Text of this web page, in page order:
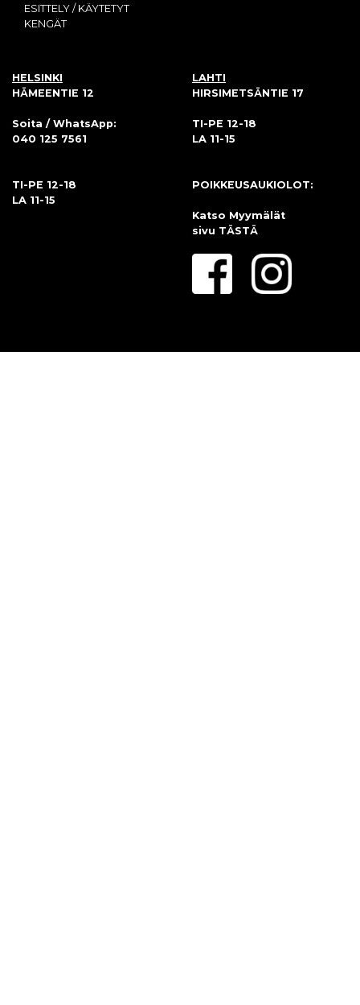
ESITTELY / KÄYTETYT
KENGÄT
HELSINKI
HÄMEENTIE 12
Soita / WhatsApp:
040 125 7561
TI-PE 12-18
LA 11-15
LAHTI
HIRSIMETSÄNTIE 17
TI-PE 12-18
LA 11-15
POIKKEUSAUKIOLOT:
Katso Myymälät
sivu TÄSTÄ